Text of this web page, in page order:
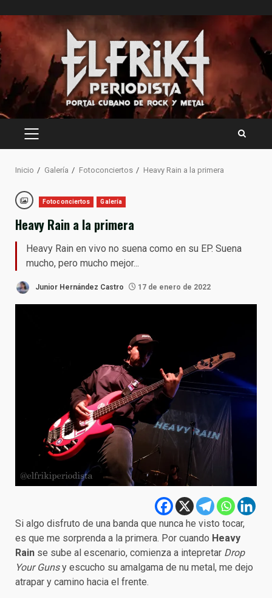
al
contenido
MENÚ
Inicio Galería Fotoconciertos Heavy Rain a la primera
Fotoconciertos Galería
Heavy Rain a la primera
Heavy Rain en vivo no suena como en su EP. Suena
mucho, pero mucho mejor...
Junior Hernández Castro 17 de enero de 2022
Si algo disfruto de una banda que nunca he visto tocar,
es que me sorprenda a la primera. Por cuando Heavy
Rain se sube al escenario, comienza a intepretar Drop
Your Gunsy escucho su amalgama de nu metal, me dejo
atrapar y camino hacia el frente.